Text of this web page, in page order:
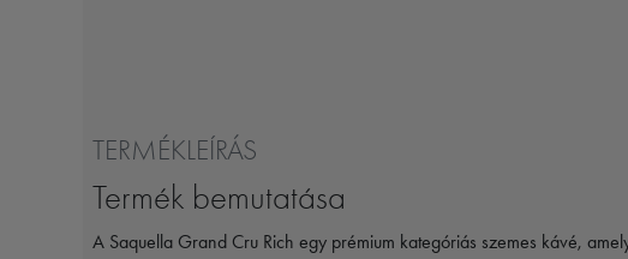
TERMÉKLEÍRÁS
Termék bemutatása
A Saquella Grand Cru Rich egy prémium kategóriás szemes kávé,